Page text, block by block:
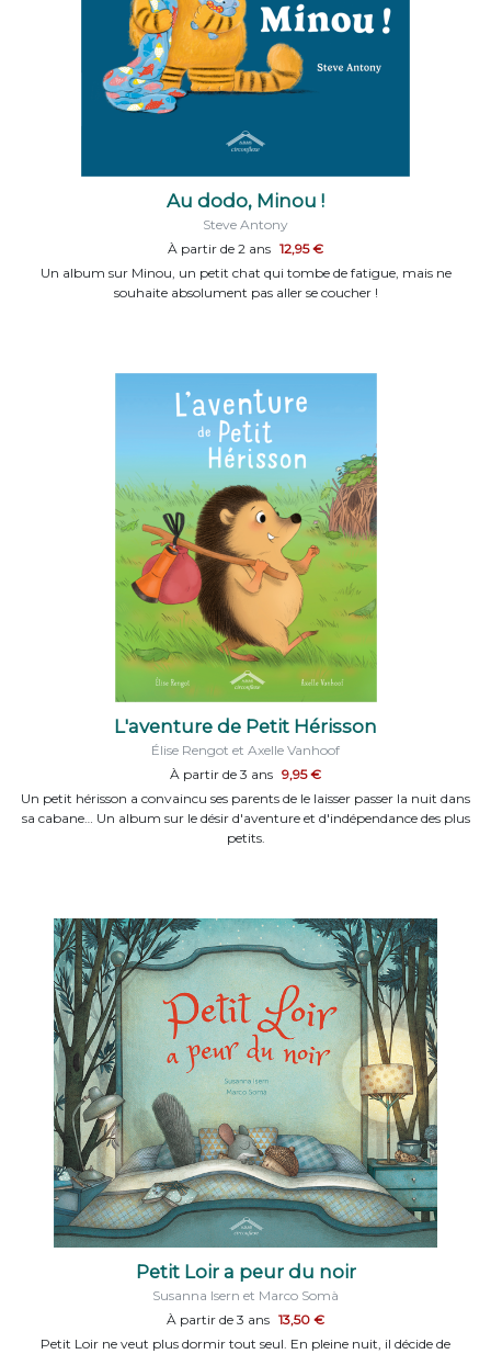
Au dodo, Minou !
Steve Antony
À partir de 2 ans 12,95 €
Un album sur Minou, un petit chat qui tombe de fatigue, mais ne
souhaite absolument pas aller se coucher !
L'aventure de Petit Hérisson
Élise Rengot et Axelle Vanhoof
À partir de 3 ans 9,95 €
Un petit hérisson a convaincu ses parents de le laisser passer la nuit dans
sa cabane… Un album sur le désir d'aventure et d'indépendance des plus
petits.
Petit Loir a peur du noir
Susanna Isern et Marco Somà
À partir de 3 ans 13,50 €
Petit Loir ne veut plus dormir tout seul. En pleine nuit, il décide de